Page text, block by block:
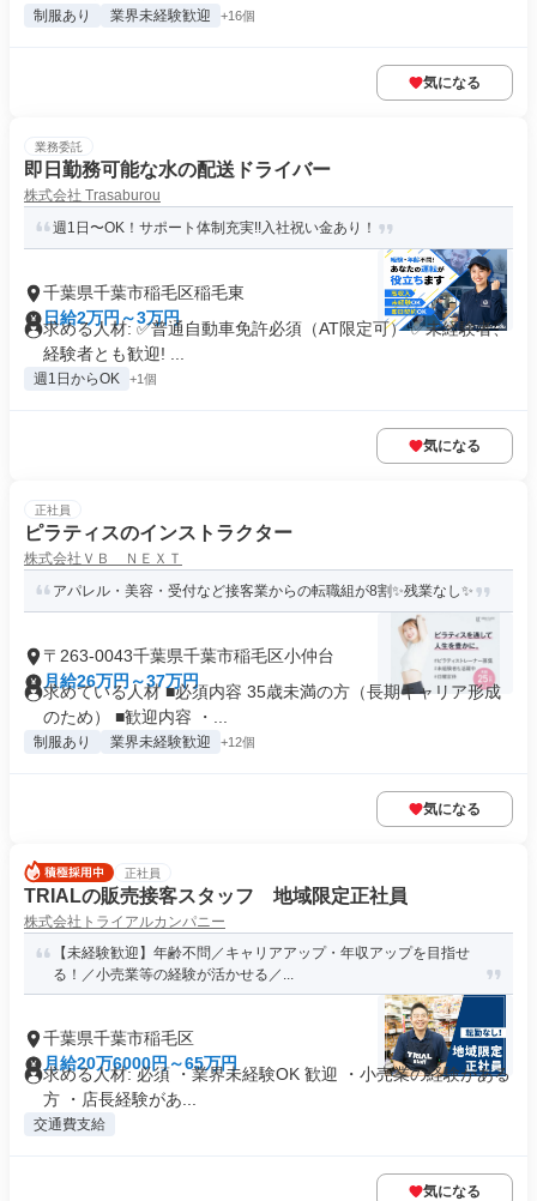
制服あり 業界未経験歓迎 +16個
気になる
業務委託
即日勤務可能な水の配送ドライバー
株式会社 Trasaburou
週1日〜OK！サポート体制充実!!入社祝い金あり！
千葉県千葉市稲毛区稲毛東
日給2万円～3万円
求める人材: ✅普通自動車免許必須（AT限定可） ✅未経験者、
経験者とも歓迎! ...
週1日からOK +1個
気になる
正社員
ピラティスのインストラクター
株式会社ＶＢ ＮＥＸＴ
アパレル・美容・受付など接客業からの転職組が8割✨残業なし✨
〒263-0043千葉県千葉市稲毛区小仲台
月給26万円～37万円
求めている人材 ■必須内容 35歳未満の方（長期キャリア形成
のため） ■歓迎内容 ・...
制服あり 業界未経験歓迎 +12個
気になる
正社員
TRIALの販売接客スタッフ 地域限定正社員
株式会社トライアルカンパニー
【未経験歓迎】年齢不問／キャリアアップ・年収アップを目指せ
る！／小売業等の経験が活かせる／...
千葉県千葉市稲毛区
月給20万6000円～65万円
求める人材: 必須 ・業界未経験OK 歓迎 ・小売業の経験がある
方 ・店長経験があ...
交通費支給
気になる